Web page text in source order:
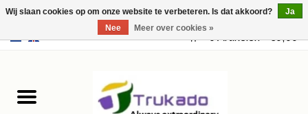
USD 0 Artikelen - €0,00
Leer
Wij slaan cookies op om onze website te verbeteren. Is dat akkoord?
Ja
Nee
Meer over cookies »